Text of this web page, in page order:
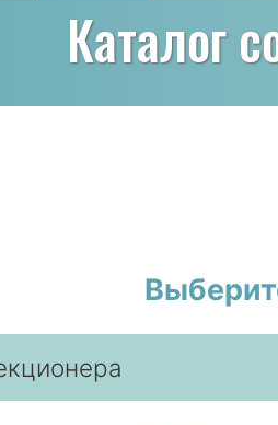
Каталог